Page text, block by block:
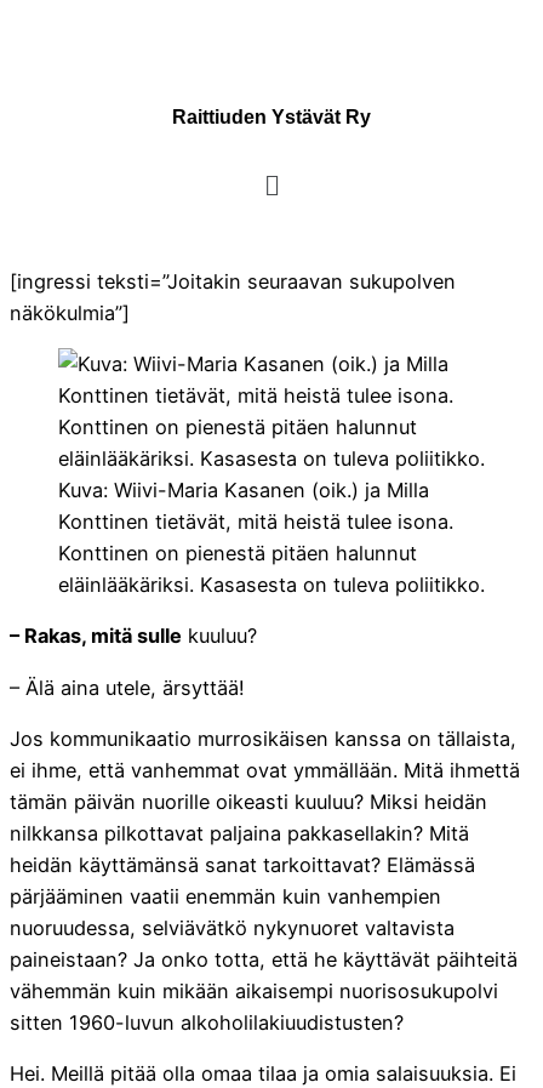
Raittiuden Ystävät Ry
[ingressi teksti=”Joitakin seuraavan sukupolven
näkökulmia”]
Kuva: Wiivi-Maria Kasanen (oik.) ja Milla
Konttinen tietävät, mitä heistä tulee isona.
Konttinen on pienestä pitäen halunnut
eläinlääkäriksi. Kasasesta on tuleva poliitikko.
– Rakas, mitä sulle kuuluu?
– Älä aina utele, ärsyttää!
Jos kommunikaatio murrosikäisen kanssa on tällaista,
ei ihme, että vanhemmat ovat ymmällään. Mitä ihmettä
tämän päivän nuorille oikeasti kuuluu? Miksi heidän
nilkkansa pilkottavat paljaina pakkasellakin? Mitä
heidän käyttämänsä sanat tarkoittavat? Elämässä
pärjääminen vaatii enemmän kuin vanhempien
nuoruudessa, selviävätkö nykynuoret valtavista
paineistaan? Ja onko totta, että he käyttävät päihteitä
vähemmän kuin mikään aikaisempi nuorisosukupolvi
sitten 1960-luvun alkoholilakiuudistusten?
Hei. Meillä pitää olla omaa tilaa ja omia salaisuuksia. Ei